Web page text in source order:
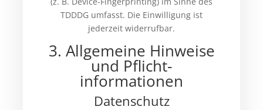
TDDDG umfasst. Die Einwilligung ist
jederzeit widerrufbar.
3. Allgemeine Hinweise
und Pflicht­
informationen
Datenschutz